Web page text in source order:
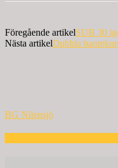
Föregående artikelSUB 30
Nästa artikelDubbla
BG Nilensjö